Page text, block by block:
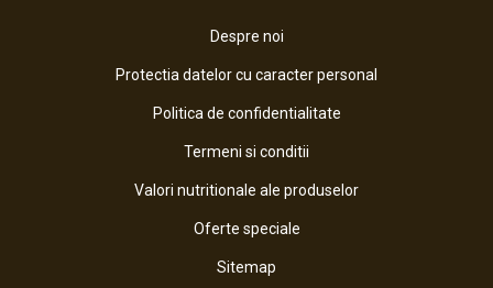
Despre noi
Protectia datelor cu caracter personal
Politica de confidentialitate
Termeni si conditii
Valori nutritionale ale produselor
Oferte speciale
Sitemap